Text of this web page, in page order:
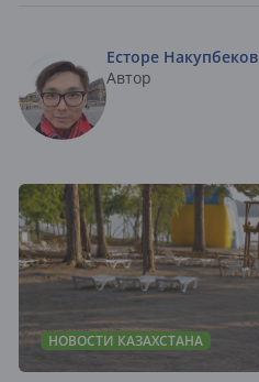
Есторе Накупбеков
Автор
НОВОСТИ КАЗАХСТАНА